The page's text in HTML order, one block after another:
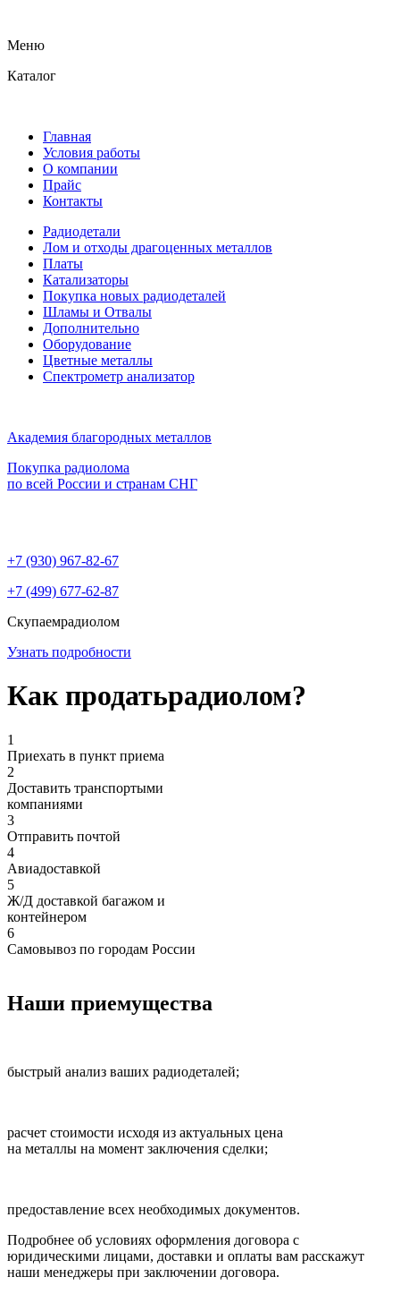
Меню
Каталог
Главная
Условия работы
О компании
Прайс
Контакты
Радиодетали
Лом и отходы драгоценных металлов
Платы
Катализаторы
Покупка новых радиодеталей
Шламы и Отвалы
Дополнительно
Оборудование
Цветные металлы
Спектрометр анализатор
Академия благородных металлов
Покупка радиолома
по всей России и странам СНГ
+7 (930) 967-82-67
+7 (499) 677-62-87
Скупаемрадиолом
Узнать подробности
Как продатьрадиолом?
1
Приехать в пункт приема
2
Доставить транспортыми
компаниями
3
Отправить почтой
4
Авиадоставкой
5
Ж/Д доставкой багажом и
контейнером
6
Самовывоз по городам России
Наши приемущества
быстрый анализ ваших радиодеталей;
расчет стоимости исходя из актуальных цена
на металлы на момент заключения сделки;
предоставление всех необходимых документов.
Подробнее об условиях оформления договора с
юридическими лицами, доставки и оплаты вам расскажут
наши менеджеры при заключении договора.